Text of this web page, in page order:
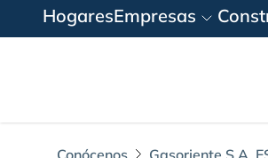
HogaresEmpresas
Conócenos Gasoriente S.A.